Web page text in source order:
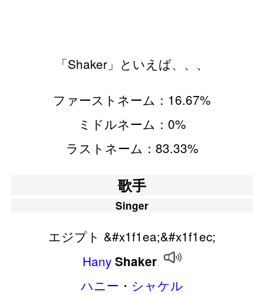
「Shaker」といえば、、、
ファーストネーム：16.67%
ミドルネーム：0%
ラストネーム：83.33%
歌手
Singer
エジプト &#x1f1ea;&#x1f1ec;
Hany Shaker
ハニー ・ シャケル